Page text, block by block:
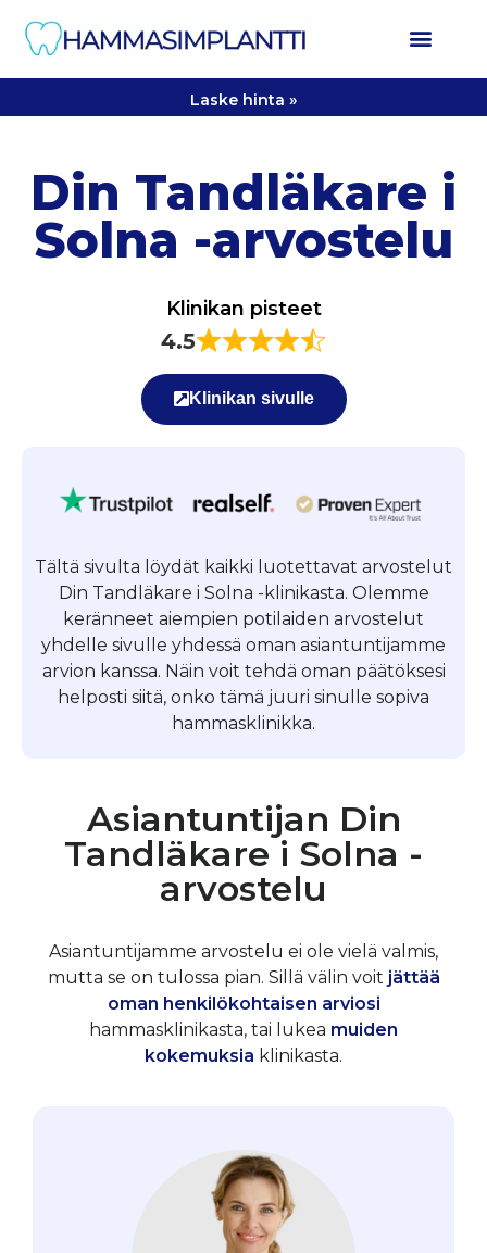
Laske hinta »
Din Tandläkare i
Solna -arvostelu
Klinikan pisteet
4.5
Klinikan sivulle
Tältä sivulta löydät kaikki luotettavat arvostelut
Din Tandläkare i Solna -klinikasta. Olemme
keränneet aiempien potilaiden arvostelut
yhdelle sivulle yhdessä oman asiantuntijamme
arvion kanssa. Näin voit tehdä oman päätöksesi
helposti siitä, onko tämä juuri sinulle sopiva
hammasklinikka.
Asiantuntijan Din
Tandläkare i Solna -
arvostelu
Asiantuntijamme arvostelu ei ole vielä valmis,
mutta se on tulossa pian. Sillä välin voit jättää
oman henkilökohtaisen arviosi
hammasklinikasta, tai lukea muiden
kokemuksia klinikasta.